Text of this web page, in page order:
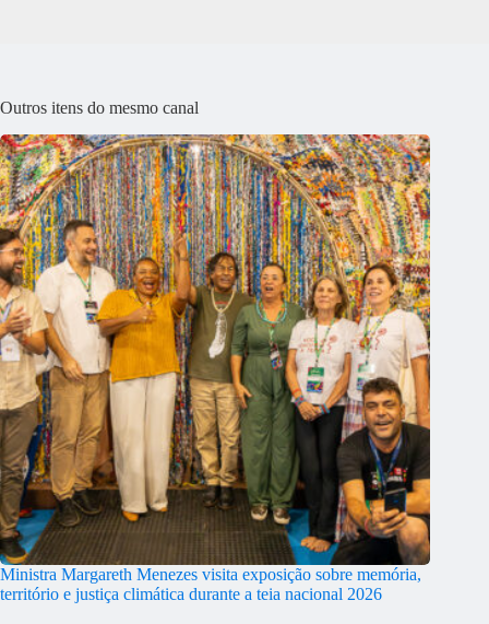
Outros itens do mesmo canal
Ministra Margareth Menezes visita exposição sobre memória,
território e justiça climática durante a teia nacional 2026